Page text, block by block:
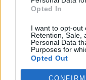
Opted In
I want to opt-out
Retention, Sale,
Personal Data
Purposes for
Opted Out
CONFIRM